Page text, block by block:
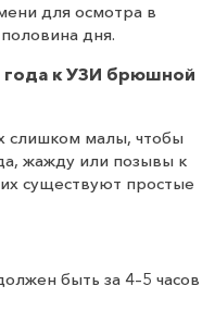
для осмотра в
дня.
года к УЗИ брюшной
слишком малы, чтобы
жажду или позывы к
существуют простые
быть за 4–5 часов